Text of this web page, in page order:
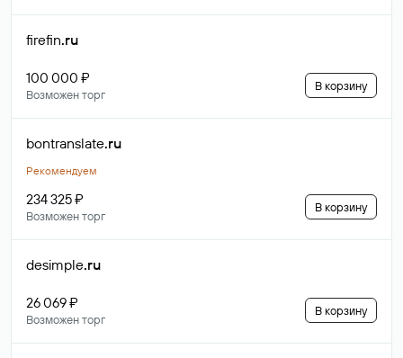
firefin.ru
100 000 ₽
Возможен торг
В корзину
bontranslate.ru
Рекомендуем
234 325 ₽
Возможен торг
В корзину
desimple.ru
26 069 ₽
Возможен торг
В корзину